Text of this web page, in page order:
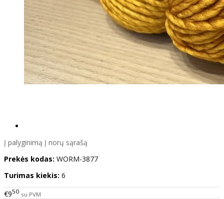
Į palyginimą Į norų sąrašą
Prekės kodas: WORM-3877
Turimas kiekis: 6
€950 su PVM